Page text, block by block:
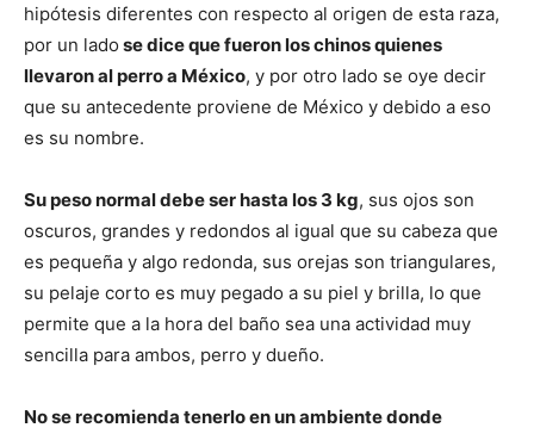
hipótesis diferentes con respecto al origen de esta raza,
por un lado se dice que fueron los chinos quienes
llevaron al perro a México, y por otro lado se oye decir
que su antecedente proviene de México y debido a eso
es su nombre.
Su peso normal debe ser hasta los 3 kg, sus ojos son
oscuros, grandes y redondos al igual que su cabeza que
es pequeña y algo redonda, sus orejas son triangulares,
su pelaje corto es muy pegado a su piel y brilla, lo que
permite que a la hora del baño sea una actividad muy
sencilla para ambos, perro y dueño.
No se recomienda tenerlo en un ambiente donde